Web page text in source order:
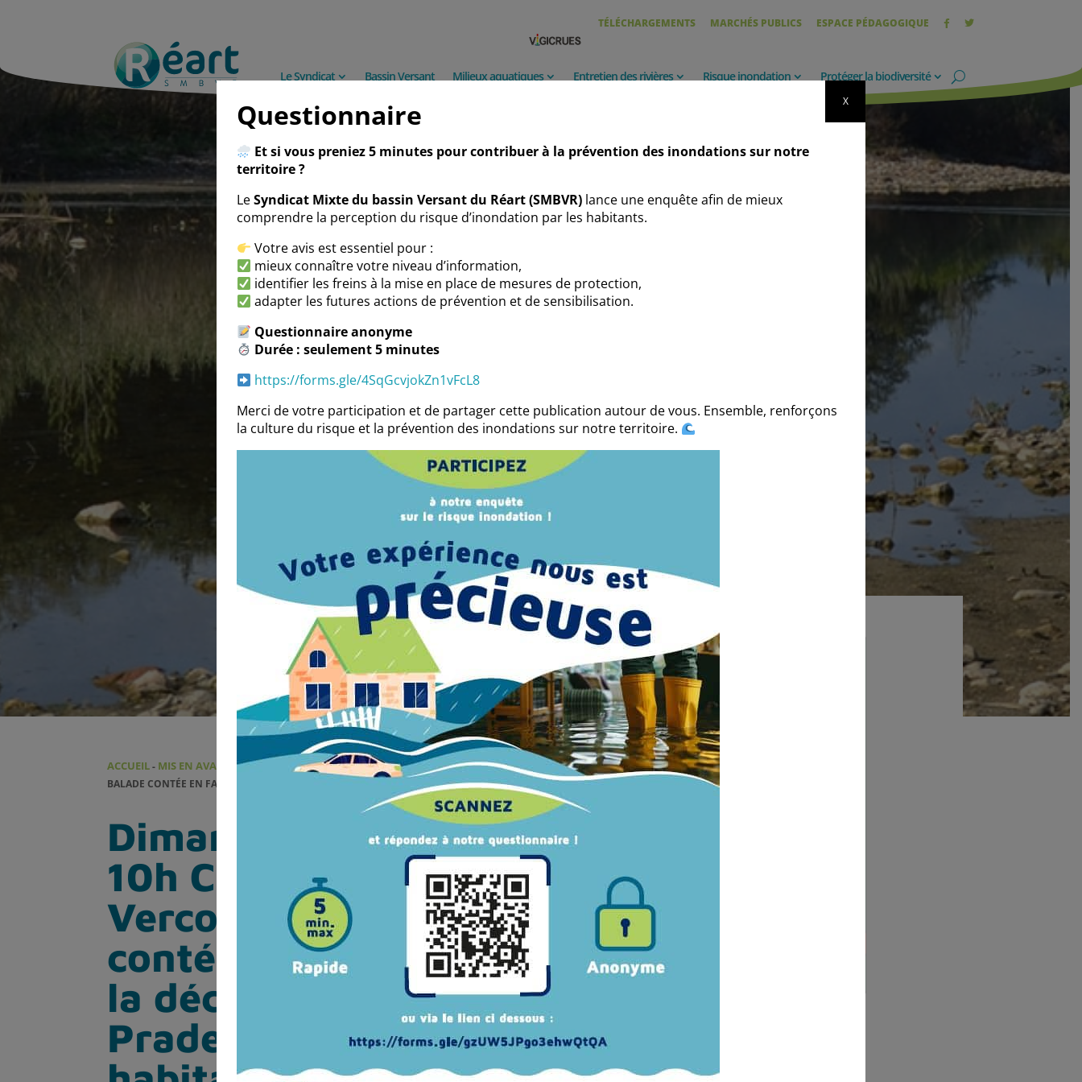
TÉLÉCHARGEMENTS MARCHÉS PUBLICS ESPACE PÉDAGOGIQUE
Le Syndicat Bassin Versant Milieux aquatiques Entretien des rivières Risque inondation Protéger la biodiversité
ACCUEIL- MIS EN AVANT -DIMANCHE 2 FÉVRIER 10H CORNEILLA-DEL-VERCOL –
BALADE CONTÉE EN FAMILLE À LA DÉCOUVERTE DES PRADES ET LEURS HABITANTS
Dimanche 2 février
10h Corneilla-Del-
Vercol – Balade
contée en famille à
la découverte des
Prades et leurs
Questionnaire
Et si vous preniez 5 minutes pour contribuer à la prévention des inondations sur notre
territoire ?
LeSyndicat Mixte du bassin Versant du Réart (SMBVR)lance une enquête afin de mieux
comprendre la perception du risque d’inondation par les habitants.
Votre avis est essentiel pour :
mieux connaître votre niveau d’information,
identifier les freins à la mise en place de mesures de protection,
adapter les futures actions de prévention et de sensibilisation.
Questionnaire anonyme
Durée : seulement 5 minutes
https://forms.gle/4SqGcvjokZn1vFcL8
Merci de votre participation et de partager cette publication autour de vous. Ensemble, renforçons
la culture du risque et la prévention des inondations sur notre territoire.
X